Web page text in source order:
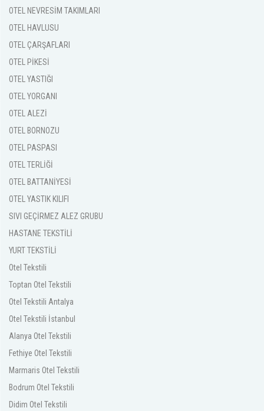
OTEL NEVRESİM TAKIMLARI
OTEL HAVLUSU
OTEL ÇARŞAFLARI
OTEL PİKESİ
OTEL YASTIĞI
OTEL YORGANI
OTEL ALEZİ
OTEL BORNOZU
OTEL PASPASI
OTEL TERLİĞİ
OTEL BATTANİYESİ
OTEL YASTIK KILIFI
SIVI GEÇİRMEZ ALEZ GRUBU
HASTANE TEKSTİLİ
YURT TEKSTİLİ
Otel Tekstili
Toptan Otel Tekstili
Otel Tekstili Antalya
Otel Tekstili İstanbul
Alanya Otel Tekstili
Fethiye Otel Tekstili
Marmaris Otel Tekstili
Bodrum Otel Tekstili
Didim Otel Tekstili